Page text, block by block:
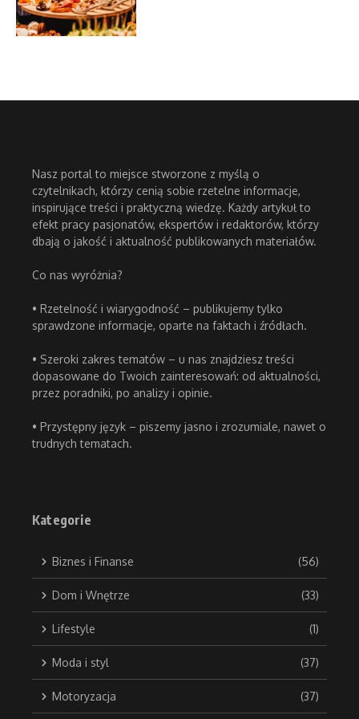
Nasz portal to miejsce stworzone z myślą o
czytelnikach, którzy cenią sobie rzetelne informacje,
inspirujące treści i praktyczną wiedzę. Każdy artykuł to
efekt pracy pasjonatów, ekspertów i redaktorów, którzy
dbają o jakość i aktualność publikowanych materiałów.
Co nas wyróżnia?
• Rzetelność i wiarygodność – publikujemy tylko
sprawdzone informacje, oparte na faktach i źródłach.
• Szeroki zakres tematów – u nas znajdziesz treści
dopasowane do Twoich zainteresowań: od aktualności,
przez poradniki, po analizy i opinie.
• Przystępny język – piszemy jasno i zrozumiale, nawet o
trudnych tematach.
Kategorie
Biznes i Finanse (56)
Dom i Wnętrze (33)
Lifestyle (1)
Moda i styl (37)
Motoryzacja (37)